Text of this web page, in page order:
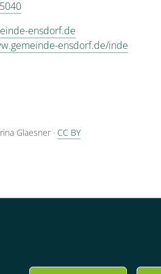
ensdorf.de
ensdorf.de/inde
Glaesner · CC BY